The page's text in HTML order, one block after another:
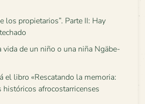
los propietarios”. Parte II: Hay
vida de un niño o una niña Ngäbe-
el libro «Rescatando la memoria:
históricos afrocostarricenses